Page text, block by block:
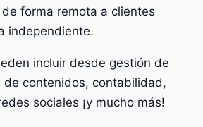
forma remota a clientes
independiente.
incluir desde gestión de
de contenidos, contabilidad,
sociales ¡y mucho más!